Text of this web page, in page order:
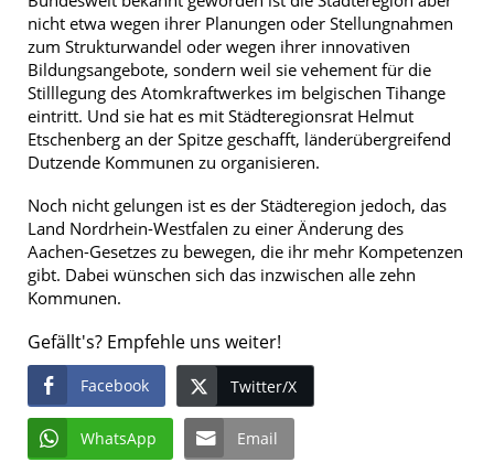
nicht etwa wegen ihrer Planungen oder Stellungnahmen
zum Strukturwandel oder wegen ihrer innovativen
Bildungsangebote, sondern weil sie vehement für die
Stilllegung des Atomkraftwerkes im belgischen Tihange
eintritt. Und sie hat es mit Städteregionsrat Helmut
Etschenberg an der Spitze geschafft, länderübergreifend
Dutzende Kommunen zu organisieren.
Noch nicht gelungen ist es der Städteregion jedoch, das
Land Nordrhein-Westfalen zu einer Änderung des
Aachen-Gesetzes zu bewegen, die ihr mehr Kompetenzen
gibt. Dabei wünschen sich das inzwischen alle zehn
Kommunen.
Gefällt's? Empfehle uns weiter!
Facebook Twitter/X
WhatsApp Email